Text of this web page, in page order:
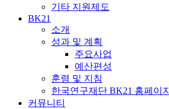
기타 지원제도
BK21
소개
성과 및 계획
주요사업
예산편성
훈령 및 지침
한국연구재단 BK21 홈페이지
커뮤니티